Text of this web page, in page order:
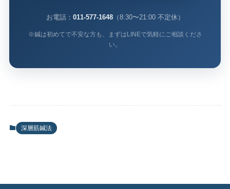
お電話： 011-577-1648（8:30〜21:00 不定休）
※鍼は初めてで不安な方も、まずはLINEで気軽にご相談くださ
い。
深層筋鍼法